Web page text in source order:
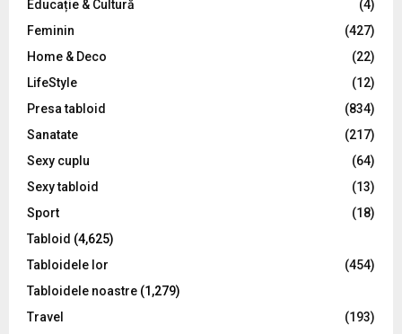
Educație & Cultură
(4)
Feminin
(427)
Home & Deco
(22)
LifeStyle
(12)
Presa tabloid
(834)
Sanatate
(217)
Sexy cuplu
(64)
Sexy tabloid
(13)
Sport
(18)
Tabloid (4,625)
Tabloidele lor
(454)
Tabloidele noastre (1,279)
Travel
(193)